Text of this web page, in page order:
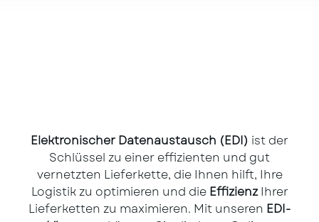
Elektronischer Datenaustausch (EDI) ist der
Schlüssel zu einer effizienten und gut
vernetzten Lieferkette, die Ihnen hilft, Ihre
Logistik zu optimieren und die EffizienzIhrer
Lieferketten zu maximieren. Mit unseren EDI-